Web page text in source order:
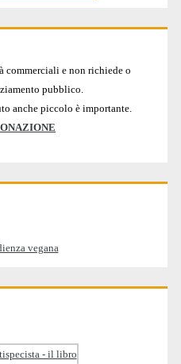
commerciali e non richiede o
pubblico.
anche piccolo è importante.